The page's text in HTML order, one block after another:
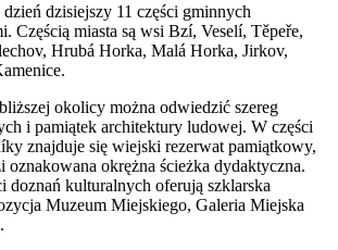
dzisiejszy 11 części gminnych
Częścią miasta są wsi Bzí, Veselí, Těpeře,
Hrubá Horka, Malá Horka, Jirkov,
okolicy można odwiedzić szereg
i pamiątek architektury ludowej. W części
znajduje się wiejski rezerwat pamiątkowy,
oznakowana okrężna ścieżka dydaktyczna.
doznań kulturalnych oferują szklarska
Muzeum Miejskiego, Galeria Miejska